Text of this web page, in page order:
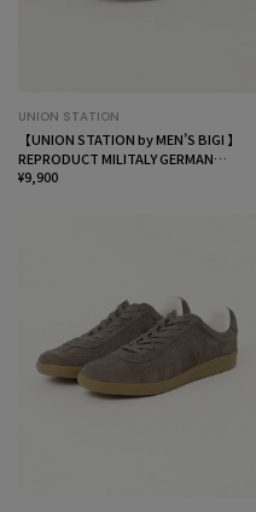
UNION STATION
【UNION STATION by MEN’S BIGI 】
REPRODUCT MILITALY GERMAN
TRAINER ジャーマントレーナー
¥9,900